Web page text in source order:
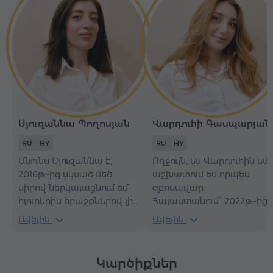
Սյուզաննա Պողոսյան
RU HY
Անունս Սյուզաննա է,
2016թ.-ից սկսած մեծ
սիրով ներկայացնում եմ
հյուրերիս հրաշքներով լի
Հայաստանը։ Ինձ համար
հնարավորություն՝ ցույց
Ավելին
Վարդուհի Գասպարյան
RU HY
Ողջույն, ես Վարդուհին եմ,
աշխատում եմ որպես
զբոսավար
Հայաստանում՝ 2022թ.-ից։
Զբոսաշրջության ոլորտում
ինչպես յուրաքանչյուր
Ավելին
Կարծիքներ